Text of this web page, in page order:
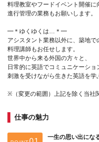
料理教室やフードイベント開催に
進行管理の業務もお願いします。
━＊ゆくゆくは…＊━
アシスタント業務以外に、築地で
料理講師もお任せします。
世界中から来る外国の方々と、
日常的に英語でコミュニケーショ
刺激を受けながら生きた英語を学
※（変更の範囲）上記を除く当社
仕事の魅力
一生の思い出にな